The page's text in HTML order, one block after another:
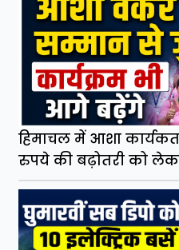
हिमाचल में आशा
रुपये की बढ़ोतरी को